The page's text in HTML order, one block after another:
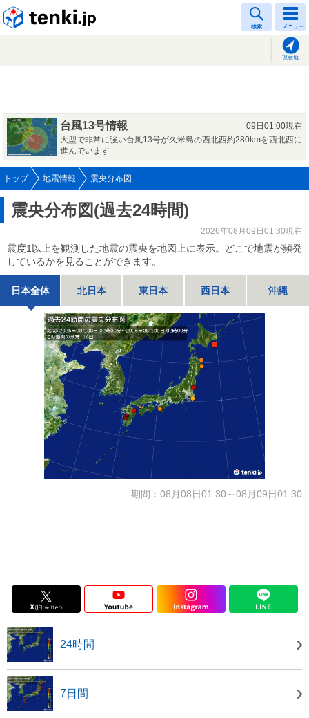
検索 メニュー
現在地
台風13号情報
09日01:00現在
大型で非常に強い台風13号が久米島の西北西約280kmを西北西に
進んでいます
トップ 地震情報 震央分布図
震央分布図(過去24時間)
2026年08月09日01:30現在
震度1以上を観測した地震の震央を地図上に表示。どこで地震が頻発
しているかを見ることができます。
日本全体 北日本 東日本 西日本 沖縄
期間：08月08日01:30～08月09日01:30
24時間
7日間